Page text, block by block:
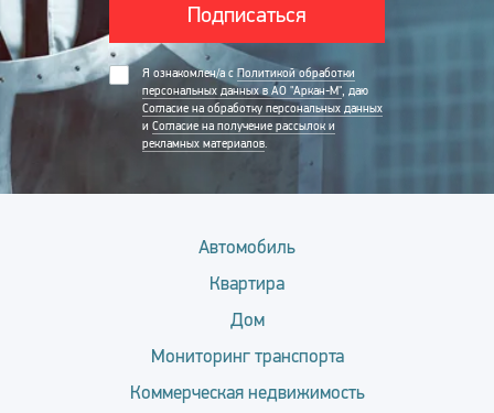
Подписаться
Я ознакомлен/а с Политикой обработки
персональных данных в АО "Аркан-М", даю
Согласие на обработку персональных данных
и Согласие на получение рассылок и
рекламных материалов.
Автомобиль
Квартира
Дом
Мониторинг транспорта
Коммерческая недвижимость